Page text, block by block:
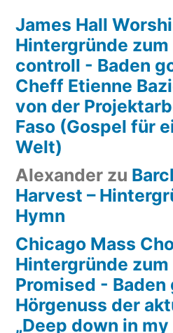
James Hall
Hintergründe
controll - Baden
Cheff Etienne
von der
Faso (Gospel für
Welt)
Alexander zu
Harvest –
Hymn
Chicago Mass
Hintergründe zum
Promised -
Hörgenuss der
„Deep down in